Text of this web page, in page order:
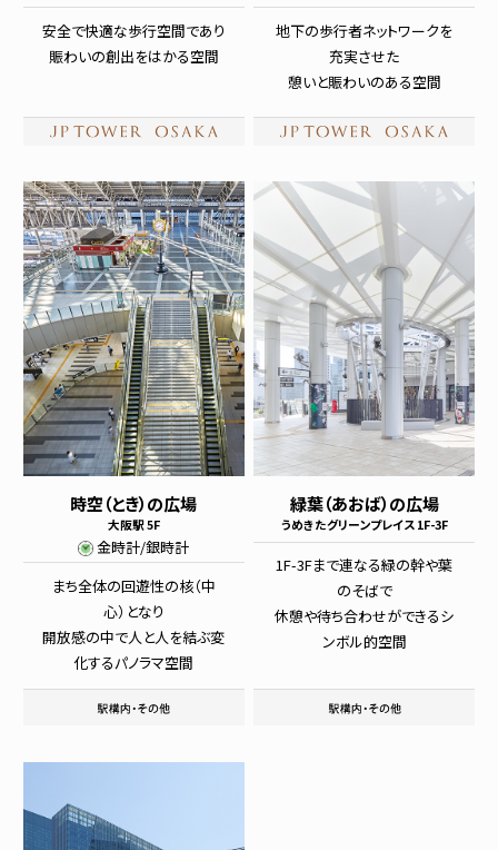
安全で快適な歩行空間であり
賑わいの創出をはかる空間
地下の歩行者ネットワークを
充実させた
憩いと賑わいのある空間
時空（とき）の広場
大阪駅 5F
金時計/銀時計
まち全体の回遊性の核（中
心）となり
開放感の中で人と人を結ぶ変
化するパノラマ空間
緑葉（あおば）の広場
うめきたグリーンプレイス 1F-3F
1F-3Fまで連なる緑の幹や葉
のそばで
休憩や待ち合わせができるシ
ンボル的空間